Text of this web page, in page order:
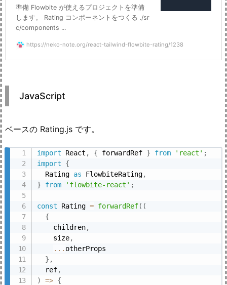
準備 Flowbite が使えるプロジェクトを準備
します。 Rating コンポーネントをつくる ./sr
c/components ...
https://neko-note.org/react-tailwind-flowbite-rating/1238
JavaScript
ベースの Rating.js です。
import React , { forwardRef } from 'react' ;
import
{
  Rating
as FlowbiteRating,
}
from 'flowbite-react' ;
const Rating = forwardRef( (
{
    children
,
    size
,
... otherProps
} ,
  ref
,
)
=> {